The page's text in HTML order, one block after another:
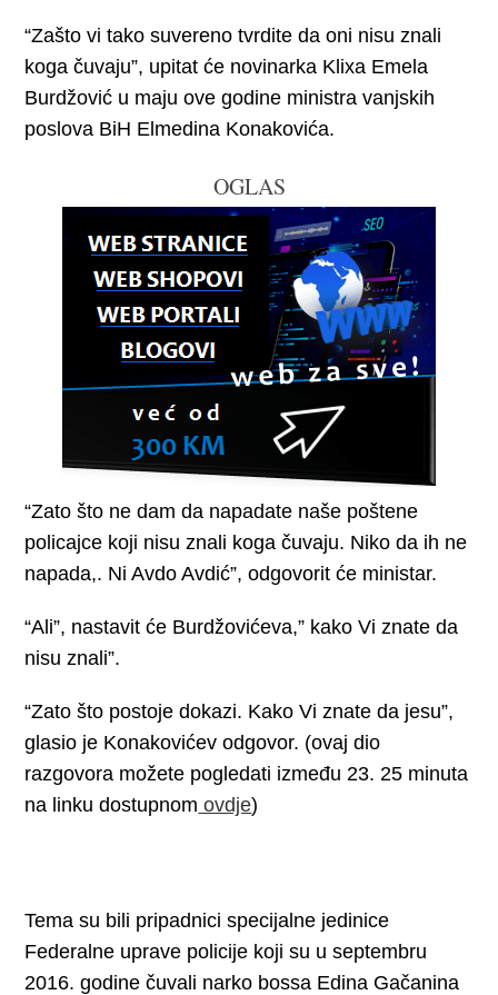
“Zašto vi tako suvereno tvrdite da oni nisu znali
koga čuvaju”, upitat će novinarka Klixa Emela
Burdžović u maju ove godine ministra vanjskih
poslova BiH Elmedina Konakovića.
OGLAS
“Zato što ne dam da napadate naše poštene
policajce koji nisu znali koga čuvaju. Niko da ih ne
napada,. Ni Avdo Avdić”, odgovorit će ministar.
“Ali”, nastavit će Burdžovićeva,” kako Vi znate da
nisu znali”.
“Zato što postoje dokazi. Kako Vi znate da jesu”,
glasio je Konakovićev odgovor. (ovaj dio
razgovora možete pogledati između 23. 25 minuta
na linku dostupnom ovdje)
Tema su bili pripadnici specijalne jedinice
Federalne uprave policije koji su u septembru
2016. godine čuvali narko bossa Edina Gačanina